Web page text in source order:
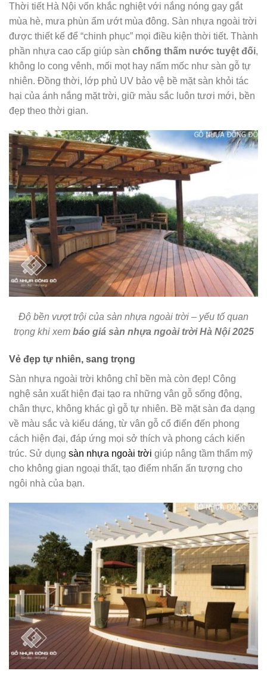
Thời tiết Hà Nội vốn khắc nghiệt với nắng nóng gay gắt
mùa hè, mưa phùn ẩm ướt mùa đông. Sàn nhựa ngoài trời
được thiết kế để “chinh phục” mọi điều kiện thời tiết. Thành
phần nhựa cao cấp giúp sàn chống thấm nước tuyệt đối,
không lo cong vênh, mối mọt hay nấm mốc như sàn gỗ tự
nhiên. Đồng thời, lớp phủ UV bảo vệ bề mặt sàn khỏi tác
hại của ánh nắng mặt trời, giữ màu sắc luôn tươi mới, bền
đẹp theo thời gian.
Độ bền vượt trội của sàn nhựa ngoài trời – yếu tố quan
trọng khi xem báo giá sàn nhựa ngoài trời Hà Nội 2025
Vẻ đẹp tự nhiên, sang trọng
Sàn nhựa ngoài trời không chỉ bền mà còn đẹp! Công
nghệ sản xuất hiện đại tạo ra những vân gỗ sống động,
chân thực, không khác gì gỗ tự nhiên. Bề mặt sàn đa dạng
về màu sắc và kiểu dáng, từ vân gỗ cổ điển đến phong
cách hiện đại, đáp ứng mọi sở thích và phong cách kiến
trúc. Sử dụng sàn nhựa ngoài trời giúp nâng tầm thẩm mỹ
cho không gian ngoại thất, tạo điểm nhấn ấn tượng cho
ngôi nhà của bạn.